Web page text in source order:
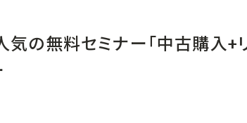
気の無料セミナー「中古購入+